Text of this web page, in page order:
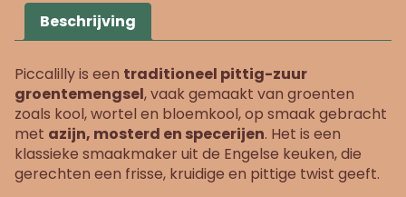
Beschrijving
Piccalilly is een traditioneel pittig-zuur
groentemengsel, vaak gemaakt van groenten
zoals kool, wortel en bloemkool, op smaak gebracht
met azijn, mosterd en specerijen. Het is een
klassieke smaakmaker uit de Engelse keuken, die
gerechten een frisse, kruidige en pittige twist geeft.